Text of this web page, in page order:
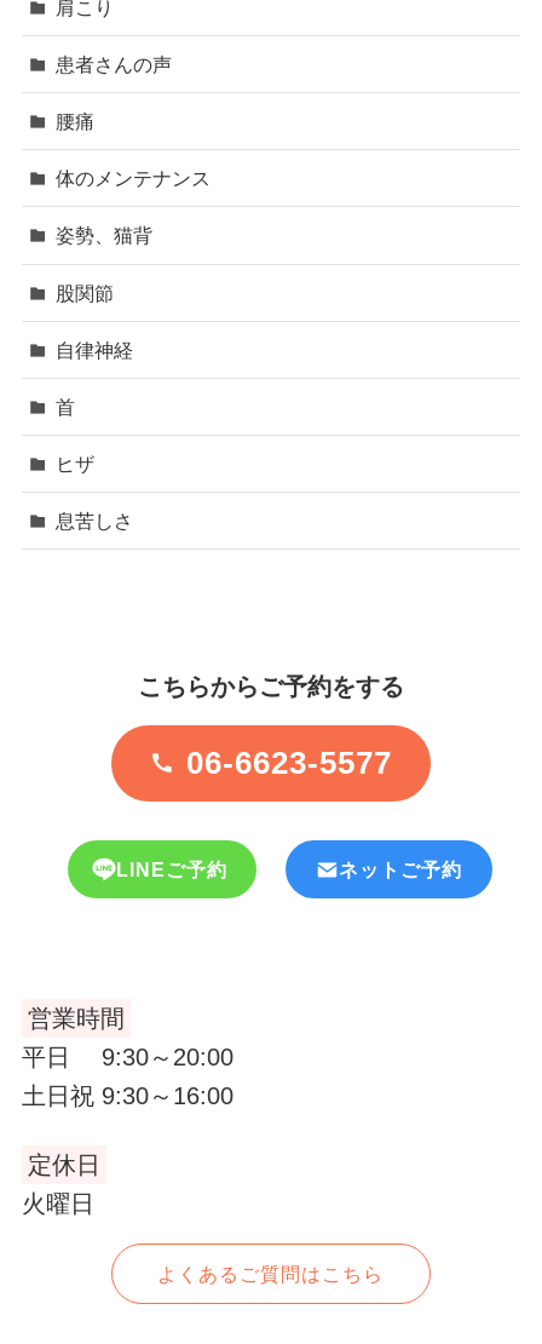
肩こり
患者さんの声
腰痛
体のメンテナンス
姿勢、猫背
股関節
自律神経
首
ヒザ
息苦しさ
こちらからご予約をする
06-6623-5577
LINEご予約 ネットご予約
営業時間
平日 9:30～20:00
土日祝 9:30～16:00
定休日
火曜日
よくあるご質問はこちら